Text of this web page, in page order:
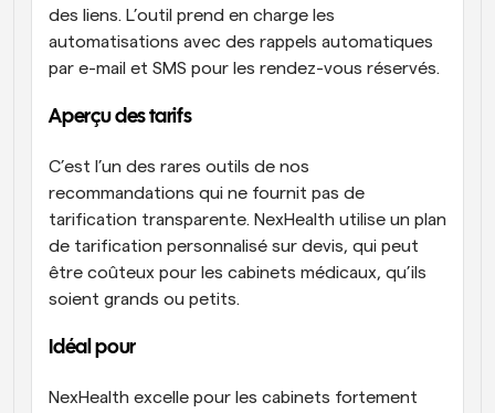
des liens. L’outil prend en charge les
automatisations avec des rappels automatiques
par e-mail et SMS pour les rendez-vous réservés.
Aperçu des tarifs
C’est l’un des rares outils de nos
recommandations qui ne fournit pas de
tarification transparente. NexHealth utilise un plan
de tarification personnalisé sur devis, qui peut
être coûteux pour les cabinets médicaux, qu’ils
soient grands ou petits.
Idéal pour
NexHealth excelle pour les cabinets fortement